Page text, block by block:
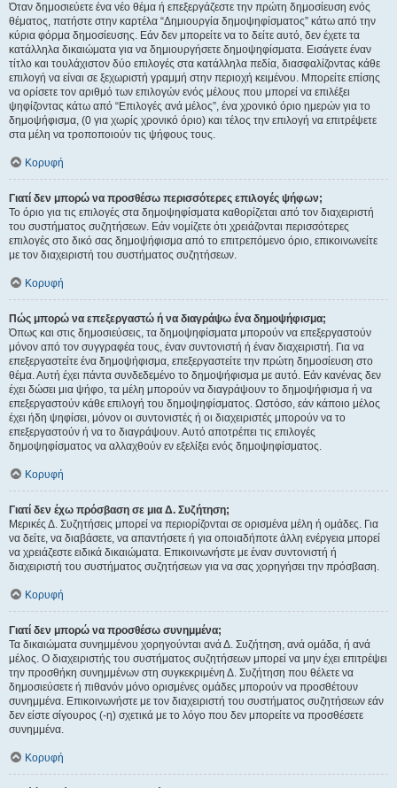
Όταν δημοσιεύετε ένα νέο θέμα ή επεξεργάζεστε την πρώτη δημοσίευση ενός
θέματος, πατήστε στην καρτέλα “Δημιουργία δημοψηφίσματος” κάτω από την
κύρια φόρμα δημοσίευσης. Εάν δεν μπορείτε να το δείτε αυτό, δεν έχετε τα
κατάλληλα δικαιώματα για να δημιουργήσετε δημοψηφίσματα. Εισάγετε έναν
τίτλο και τουλάχιστον δύο επιλογές στα κατάλληλα πεδία, διασφαλίζοντας κάθε
επιλογή να είναι σε ξεχωριστή γραμμή στην περιοχή κειμένου. Μπορείτε επίσης
να ορίσετε τον αριθμό των επιλογών ενός μέλους που μπορεί να επιλέξει
ψηφίζοντας κάτω από “Επιλογές ανά μέλος”, ένα χρονικό όριο ημερών για το
δημοψήφισμα, (0 για χωρίς χρονικό όριο) και τέλος την επιλογή να επιτρέψετε
στα μέλη να τροποποιούν τις ψήφους τους.
Κορυφή
Γιατί δεν μπορώ να προσθέσω περισσότερες επιλογές ψήφων;
Το όριο για τις επιλογές στα δημοψηφίσματα καθορίζεται από τον διαχειριστή
του συστήματος συζητήσεων. Εάν νομίζετε ότι χρειάζονται περισσότερες
επιλογές στο δικό σας δημοψήφισμα από το επιτρεπόμενο όριο, επικοινωνείτε
με τον διαχειριστή του συστήματος συζητήσεων.
Κορυφή
Πώς μπορώ να επεξεργαστώ ή να διαγράψω ένα δημοψήφισμα;
Όπως και στις δημοσιεύσεις, τα δημοψηφίσματα μπορούν να επεξεργαστούν
μόνον από τον συγγραφέα τους, έναν συντονιστή ή έναν διαχειριστή. Για να
επεξεργαστείτε ένα δημοψήφισμα, επεξεργαστείτε την πρώτη δημοσίευση στο
θέμα. Αυτή έχει πάντα συνδεδεμένο το δημοψήφισμα με αυτό. Εάν κανένας δεν
έχει δώσει μια ψήφο, τα μέλη μπορούν να διαγράψουν το δημοψήφισμα ή να
επεξεργαστούν κάθε επιλογή του δημοψηφίσματος. Ωστόσο, εάν κάποιο μέλος
έχει ήδη ψηφίσει, μόνον οι συντονιστές ή οι διαχειριστές μπορούν να το
επεξεργαστούν ή να το διαγράψουν. Αυτό αποτρέπει τις επιλογές
δημοψηφίσματος να αλλαχθούν εν εξελίξει ενός δημοψηφίσματος.
Κορυφή
Γιατί δεν έχω πρόσβαση σε μια Δ. Συζήτηση;
Μερικές Δ. Συζητήσεις μπορεί να περιορίζονται σε ορισμένα μέλη ή ομάδες. Για
να δείτε, να διαβάσετε, να απαντήσετε ή για οποιαδήποτε άλλη ενέργεια μπορεί
να χρειάζεστε ειδικά δικαιώματα. Επικοινωνήστε με έναν συντονιστή ή
διαχειριστή του συστήματος συζητήσεων για να σας χορηγήσει την πρόσβαση.
Κορυφή
Γιατί δεν μπορώ να προσθέσω συνημμένα;
Τα δικαιώματα συνημμένου χορηγούνται ανά Δ. Συζήτηση, ανά ομάδα, ή ανά
μέλος. Ο διαχειριστής του συστήματος συζητήσεων μπορεί να μην έχει επιτρέψει
την προσθήκη συνημμένων στη συγκεκριμένη Δ. Συζήτηση που θέλετε να
δημοσιεύσετε ή πιθανόν μόνο ορισμένες ομάδες μπορούν να προσθέτουν
συνημμένα. Επικοινωνήστε με τον διαχειριστή του συστήματος συζητήσεων εάν
δεν είστε σίγουρος (-η) σχετικά με το λόγο που δεν μπορείτε να προσθέσετε
συνημμένα.
Κορυφή